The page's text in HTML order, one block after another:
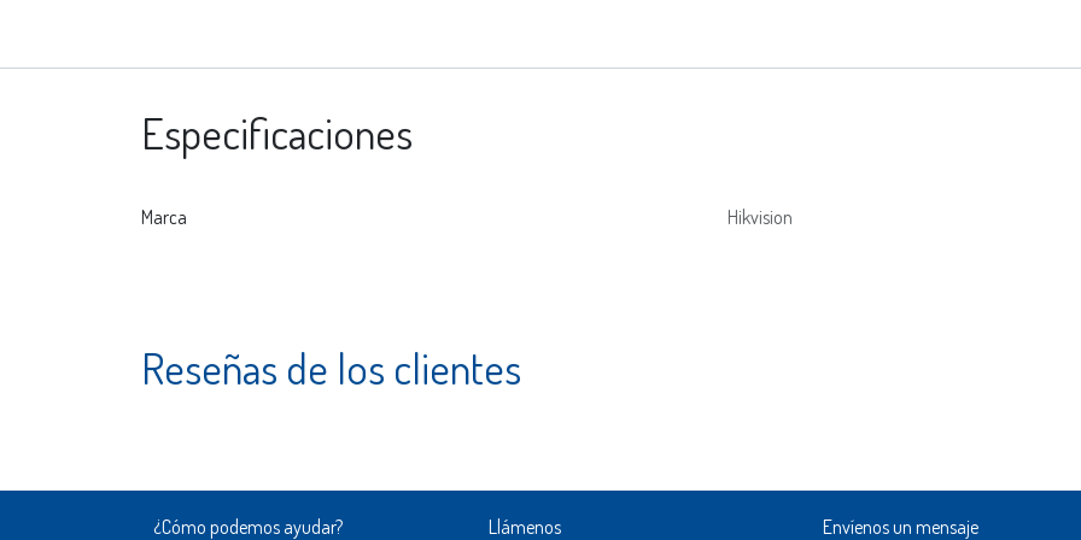
Especificaciones
Marca Hikvision
Reseñas de los clientes
Envíenos un mensaje
¿Cómo podemos ayudar? Llámenos